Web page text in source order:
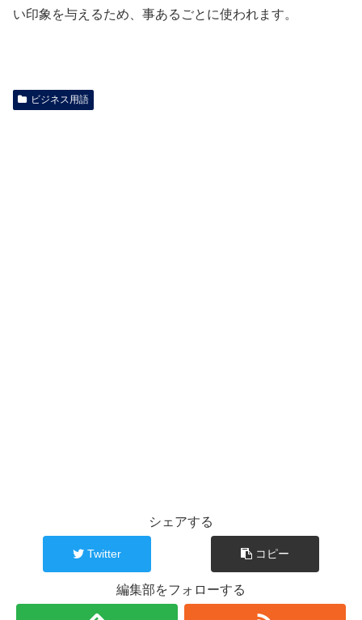
い印象を与えるため、事あるごとに使われます。
ビジネス用語
シェアする
Twitter コピー
編集部をフォローする